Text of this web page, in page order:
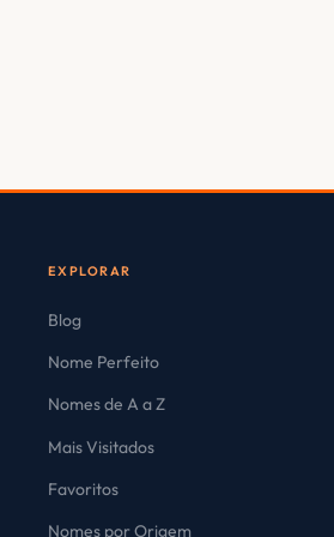
EXPLORAR
Blog
Nome Perfeito
Nomes de A a Z
Mais Visitados
Favoritos
Nomes por Origem